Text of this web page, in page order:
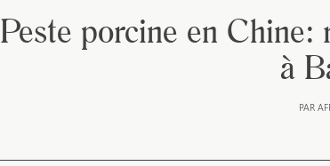
Peste porcine en Chine:
à
PAR